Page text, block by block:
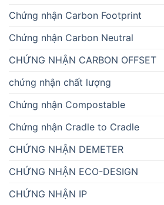
Chứng nhận Carbon Footprint
Chứng nhận Carbon Neutral
CHỨNG NHẬN CARBON OFFSET
chứng nhận chất lượng
Chứng nhận Compostable
Chứng nhận Cradle to Cradle
CHỨNG NHẬN DEMETER
CHỨNG NHẬN ECO-DESIGN
CHỨNG NHẬN IP